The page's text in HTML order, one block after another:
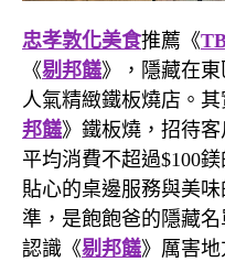
忠孝敦化美食推薦《
《剔邦饈》，隱藏在
人氣精緻鐵板燒店。
邦饈》鐵板燒，招待
平均消費不超過$100
貼心的桌邊服務與美
準，是飽飽爸的隱藏
認識《剔邦饈》厲害地